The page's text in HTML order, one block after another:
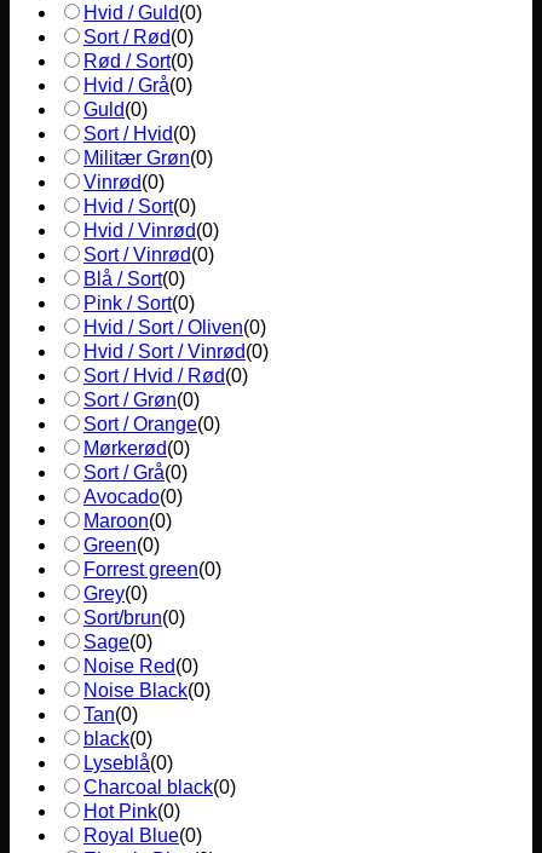
Hvid / Guld(0)
Sort / Rød(0)
Rød / Sort(0)
Hvid / Grå(0)
Guld(0)
Sort / Hvid(0)
Militær Grøn(0)
Vinrød(0)
Hvid / Sort(0)
Hvid / Vinrød(0)
Sort / Vinrød(0)
Blå / Sort(0)
Pink / Sort(0)
Hvid / Sort / Oliven(0)
Hvid / Sort / Vinrød(0)
Sort / Hvid / Rød(0)
Sort / Grøn(0)
Sort / Orange(0)
Mørkerød(0)
Sort / Grå(0)
Avocado(0)
Maroon(0)
Green(0)
Forrest green(0)
Grey(0)
Sort/brun(0)
Sage(0)
Noise Red(0)
Noise Black(0)
Tan(0)
black(0)
Lyseblå(0)
Charcoal black(0)
Hot Pink(0)
Royal Blue(0)